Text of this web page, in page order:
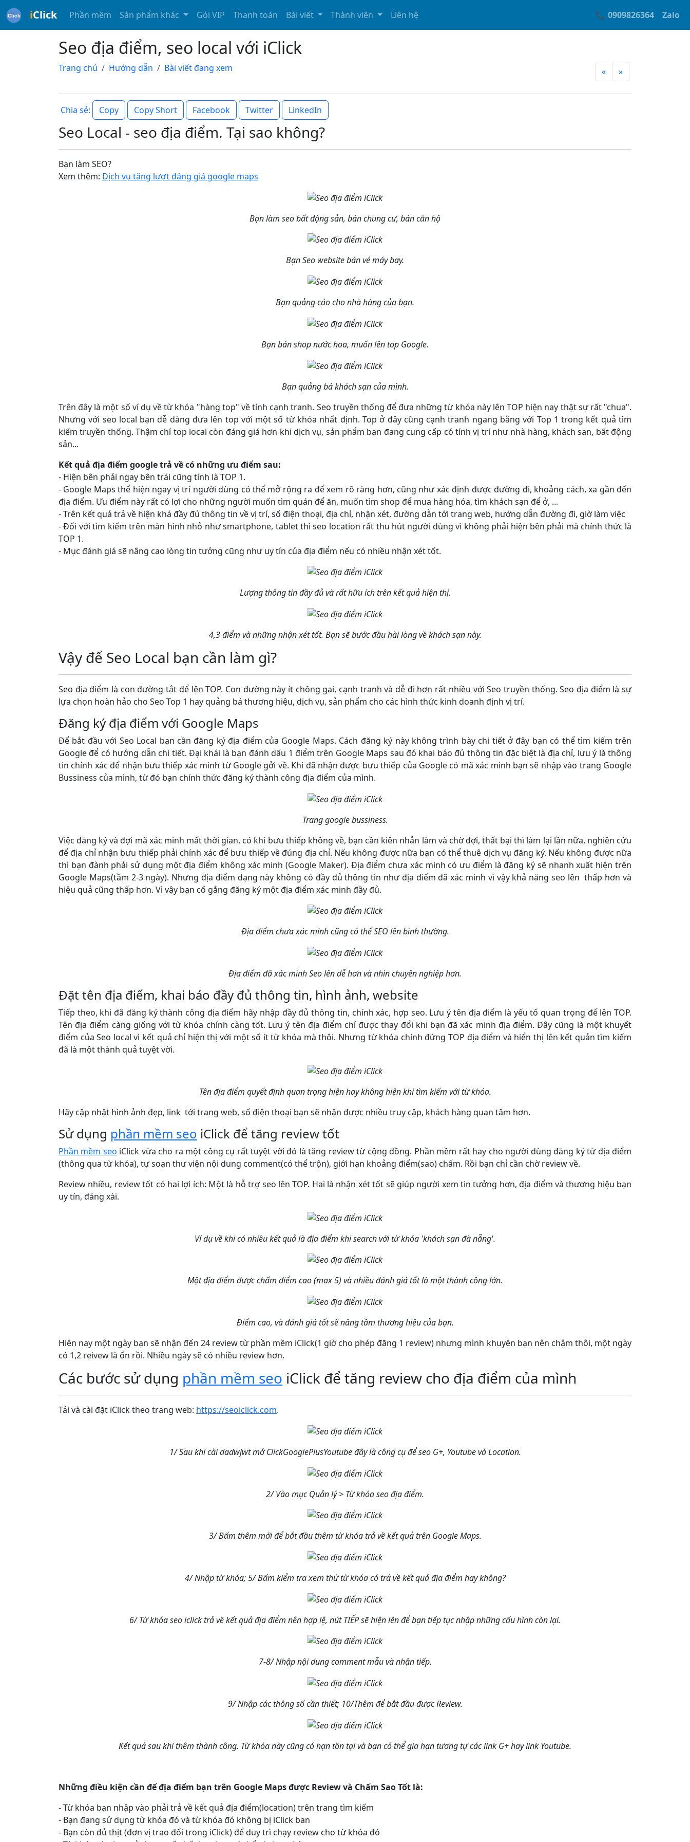
iClick Phần mềm Sản phẩm khác Gói VIP Thanh toán Bài viết Thành viên Liên hệ 📞 0909826364 Zalo
Seo địa điểm, seo local với iClick
Trang chủ Hướng dẫn Bài viết đang xem « »
Chia sẻ: Copy Copy Short Facebook Twitter LinkedIn
Seo Local - seo địa điểm. Tại sao không?
Bạn làm SEO?
Xem thêm: Dịch vụ tăng lượt đáng giá google maps
Bạn làm seo bất động sản, bán chung cư, bán căn hộ
Bạn Seo website bán vé máy bay.
Bạn quảng cáo cho nhà hàng của bạn.
Bạn bán shop nước hoa, muốn lên top Google.
Bạn quảng bá khách sạn của mình.
Trên đây là một số ví dụ về từ khóa "hàng top" về tính cạnh tranh. Seo truyền thống để đưa những từ khóa này lên TOP hiện nay thật sự rất "chua".
Nhưng với seo local bạn dễ dàng đưa lên top với một số từ khóa nhất định. Top ở đây cũng cạnh tranh ngang bằng với Top 1 trong kết quả tìm
kiếm truyền thống. Thậm chí top local còn đáng giá hơn khi dịch vụ, sản phẩm bạn đang cung cấp có tính vị trí như nhà hàng, khách sạn, bất động
sản...
Kết quả địa điểm google trả về có những ưu điểm sau:
- Hiện bên phải ngay bên trái cũng tính là TOP 1.
- Google Maps thể hiện ngay vị trí người dùng có thể mở rộng ra để xem rõ ràng hơn, cũng như xác định được đường đi, khoảng cách, xa gần đến
địa điểm. Ưu điểm này rất có lợi cho những người muốn tìm quán để ăn, muốn tìm shop để mua hàng hóa, tìm khách sạn để ở, ...
- Trên kết quả trả về hiện khá đầy đủ thông tin về vị trí, số điện thoại, địa chỉ, nhận xét, đường dẫn tới trang web, hướng dẫn đường đi, giờ làm việc
- Đối với tìm kiếm trên màn hình nhỏ như smartphone, tablet thì seo location rất thu hút người dùng vì không phải hiện bên phải mà chính thức là
TOP 1.
- Mục đánh giá sẽ nâng cao lòng tin tưởng cũng như uy tín của địa điểm nếu có nhiều nhận xét tốt.
Lượng thông tin đầy đủ và rất hữu ích trên kết quả hiện thị.
4,3 điểm và những nhận xét tốt. Bạn sẽ bước đầu hài lòng về khách sạn này.
Vậy để Seo Local bạn cần làm gì?
Seo địa điểm là con đường tắt để lên TOP. Con đường này ít chông gai, cạnh tranh và dễ đi hơn rất nhiều với Seo truyền thống. Seo địa điểm là sự
lựa chọn hoàn hảo cho Seo Top 1 hay quảng bá thương hiệu, dịch vụ, sản phẩm cho các hình thức kinh doanh định vị trí.
Đăng ký địa điểm với Google Maps
Để bắt đầu với Seo Local bạn cần đăng ký địa điểm của Google Maps. Cách đăng ký này không trình bày chi tiết ở đây bạn có thể tìm kiếm trên
Google để có hướng dẫn chi tiết. Đại khái là bạn đánh dấu 1 điểm trên Google Maps sau đó khai báo đủ thông tin đặc biệt là địa chỉ, lưu ý là thông
tin chính xác để nhận bưu thiếp xác minh từ Google gởi về. Khi đã nhận được bưu thiếp của Google có mã xác minh bạn sẽ nhập vào trang Google
Bussiness của mình, từ đó bạn chính thức đăng ký thành công địa điểm của mình.
Trang google bussiness.
Việc đăng ký và đợi mã xác minh mất thời gian, có khi bưu thiếp không về, bạn cần kiên nhẫn làm và chờ đợi, thất bại thì làm lại lần nữa, nghiên cứu
để địa chỉ nhận bưu thiếp phải chính xác để bưu thiếp về đúng địa chỉ. Nếu không được nữa bạn có thể thuê dịch vụ đăng ký. Nếu không được nữa
thì bạn đành phải sử dụng một địa điểm không xác minh (Google Maker). Địa điểm chưa xác minh có ưu điểm là đăng ký sẽ nhanh xuất hiện trên
Google Maps(tầm 2-3 ngày). Nhưng địa điểm dạng này không có đầy đủ thông tin như địa điểm đã xác minh vì vậy khả năng seo lên thấp hơn và
hiệu quả cũng thấp hơn. Vì vậy bạn cố gắng đăng ký một địa điểm xác minh đầy đủ.
Địa điểm chưa xác minh cũng có thể SEO lên bình thường.
Địa điểm đã xác mình Seo lên dễ hơn và nhìn chuyên nghiệp hơn.
Đặt tên địa điểm, khai báo đầy đủ thông tin, hình ảnh, website
Tiếp theo, khi đã đăng ký thành công địa điểm hãy nhập đầy đủ thông tin, chính xác, hợp seo. Lưu ý tên địa điểm là yếu tố quan trọng để lên TOP.
Tên địa điểm càng giống với từ khóa chính càng tốt. Lưu ý tên địa điểm chỉ được thay đổi khi bạn đã xác minh địa điểm. Đây cũng là một khuyết
điểm của Seo local vì kết quả chỉ hiện thị với một số ít từ khóa mà thôi. Nhưng từ khóa chính đứng TOP địa điểm và hiển thị lên kết quản tìm kiếm
đã là một thành quả tuyệt vời.
Tên địa điểm quyết định quan trọng hiện hay không hiện khi tìm kiếm với từ khóa.
Hãy cập nhật hình ảnh đẹp, link tới trang web, số điện thoại bạn sẽ nhận được nhiều truy cập, khách hàng quan tâm hơn.
Sử dụng phần mềm seo iClick để tăng review tốt
Phần mềm seo iClick vừa cho ra một công cụ rất tuyệt vời đó là tăng review từ cộng đồng. Phần mềm rất hay cho người dùng đăng ký từ địa điểm
(thông qua từ khóa), tự soạn thư viện nội dung comment(có thể trộn), giới hạn khoảng điểm(sao) chấm. Rồi bạn chỉ cần chờ review về.
Review nhiều, review tốt có hai lợi ích: Một là hỗ trợ seo lên TOP. Hai là nhận xét tốt sẽ giúp người xem tin tưởng hơn, địa điểm và thương hiệu bạn
uy tín, đáng xài.
Ví dụ về khi có nhiều kết quả là địa điểm khi search với từ khóa 'khách sạn đà nẵng'.
Một địa điểm được chấm điểm cao (max 5) và nhiều đánh giá tốt là một thành công lớn.
Điểm cao, và đánh giá tốt sẽ nâng tầm thương hiệu của bạn.
Hiên nay một ngày bạn sẽ nhận đến 24 review từ phần mềm iClick(1 giờ cho phép đăng 1 review) nhưng mình khuyên bạn nên chậm thôi, một ngày
có 1,2 reivew là ổn rồi. Nhiều ngày sẽ có nhiều review hơn.
Các bước sử dụng phần mềm seo iClick để tăng review cho địa điểm của mình
Tải và cài đặt iClick theo trang web: https://seoiclick.com.
1/ Sau khi cài dadwjwt mở ClickGooglePlusYoutube đây là công cụ để seo G+, Youtube và Location.
2/ Vào mục Quản lý > Từ khóa seo địa điểm.
3/ Bấm thêm mới để bắt đầu thêm từ khóa trả về kết quả trên Google Maps.
4/ Nhập từ khóa; 5/ Bấm kiểm tra xem thử từ khóa có trả về kết quả địa điểm hay không?
6/ Từ khóa seo iclick trả về kết quả địa điểm nên hợp lệ, nút TIẾP sẽ hiện lên để bạn tiếp tục nhập những cấu hình còn lại.
7-8/ Nhập nội dung comment mẫu và nhận tiếp.
9/ Nhập các thông số cần thiết; 10/Thêm để bắt đầu được Review.
Kết quả sau khi thêm thành công. Từ khóa này cũng có hạn tồn tại và bạn có thể gia hạn tương tự các link G+ hay link Youtube.
Những điều kiện cần để địa điểm bạn trên Google Maps được Review và Chấm Sao Tốt là:
- Từ khóa bạn nhập vào phải trả về kết quả địa điểm(location) trên trang tìm kiếm
- Bạn đang sử dụng từ khóa đó và từ khóa đó không bị iClick ban
- Bạn còn đủ thịt (đơn vị trao đổi trong iClick) để duy trì chạy review cho từ khóa đó